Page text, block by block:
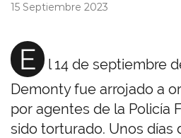
A
pp
a
ok er
15 Septiembre 2023
E
l 14 de septiembre
Demonty fue arrojado a
por agentes de la Policía
sido torturado. Unos días